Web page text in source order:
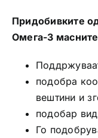
Придобивките
Омега-3
подобра
вештини и
подобар
Го